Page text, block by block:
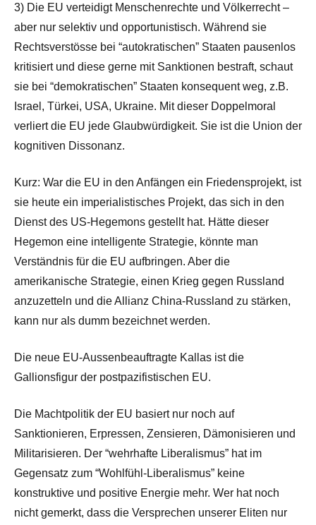
3) Die EU verteidigt Menschenrechte und Völkerrecht –
aber nur selektiv und opportunistisch. Während sie
Rechtsverstösse bei “autokratischen” Staaten pausenlos
kritisiert und diese gerne mit Sanktionen bestraft, schaut
sie bei “demokratischen” Staaten konsequent weg, z.B.
Israel, Türkei, USA, Ukraine. Mit dieser Doppelmoral
verliert die EU jede Glaubwürdigkeit. Sie ist die Union der
kognitiven Dissonanz.
Kurz: War die EU in den Anfängen ein Friedensprojekt, ist
sie heute ein imperialistisches Projekt, das sich in den
Dienst des US-Hegemons gestellt hat. Hätte dieser
Hegemon eine intelligente Strategie, könnte man
Verständnis für die EU aufbringen. Aber die
amerikanische Strategie, einen Krieg gegen Russland
anzuzetteln und die Allianz China-Russland zu stärken,
kann nur als dumm bezeichnet werden.
Die neue EU-Aussenbeauftragte Kallas ist die
Gallionsfigur der postpazifistischen EU.
Die Machtpolitik der EU basiert nur noch auf
Sanktionieren, Erpressen, Zensieren, Dämonisieren und
Militarisieren. Der “wehrhafte Liberalismus” hat im
Gegensatz zum “Wohlfühl-Liberalismus” keine
konstruktive und positive Energie mehr. Wer hat noch
nicht gemerkt, dass die Versprechen unserer Eliten nur